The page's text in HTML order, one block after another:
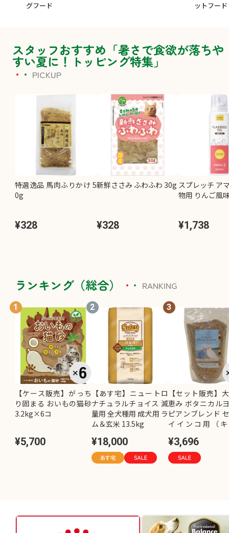
グフード
ットフード
スタッフおすすめ「暑さで食欲が落ちや
すい夏に！トッピング特集」
PICKUP
特選逸品 馬肉ふりかけ 5
0g
¥328
新鮮ささみ ふわふわ 30g
¥328
スプレッチ ア
物用 りんご風
¥1,738
ランキング（総合） RANKING
1
【ケース販売】がっち
り固まる おいもの猫砂
3.2kg×6コ
¥5,700
2
【あす宅】ニュートロ
ナチュラルチョイス 減
量用 全犬種用 成犬用 ラ
ム＆玄米 13.5kg
¥18,000
3
【セット販売】
恵み ボタニカル
ピアンブレンド
イインコ用（
¥3,696